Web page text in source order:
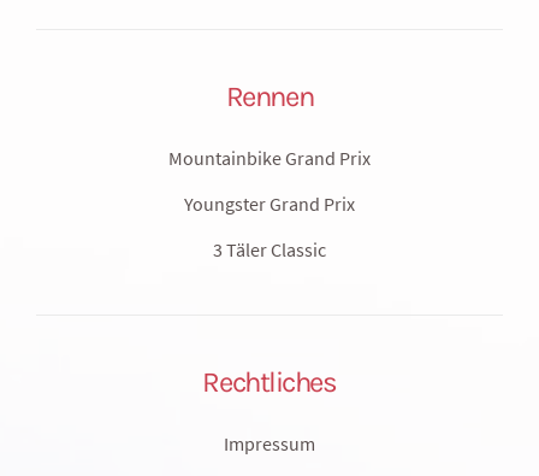
Rennen
Mountainbike Grand Prix
Youngster Grand Prix
3 Täler Classic
Rechtliches
Impressum